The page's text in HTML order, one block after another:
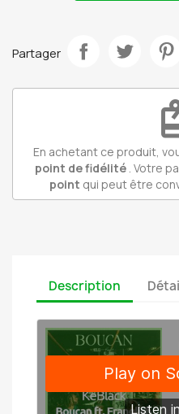
Partager
En achetant ce produit,
point de fidélité. Votre
point qui peut être
Description